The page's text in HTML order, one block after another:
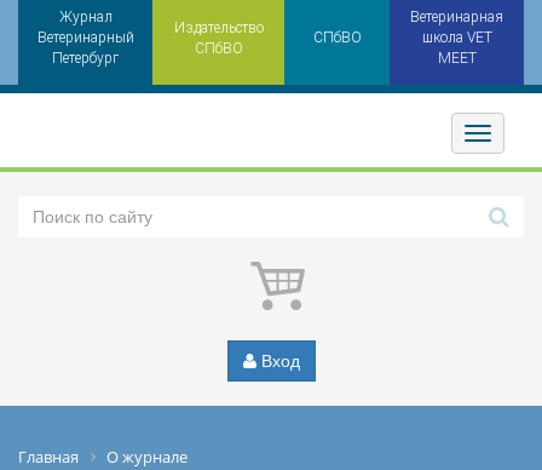
Журнал
Ветеринарный
Петербург
Издательство
СПбВО
СПбВО
Ветеринарная
школа VET
MEET
Toggler
Вход
Главная О журнале